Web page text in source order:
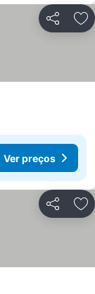
Partilhar
Ver preços
Partilhar